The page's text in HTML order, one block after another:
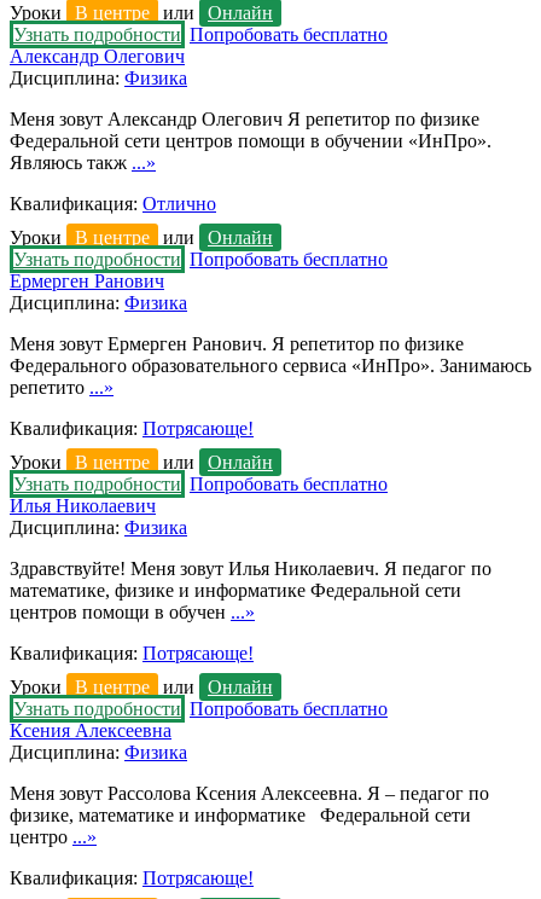
Уроки
В центре или
Онлайн
Узнать подробности Попробовать бесплатно
Александр Олегович
Дисциплина: Физика
Меня зовут Александр Олегович Я репетитор по физике
Федеральной сети центров помощи в обучении «ИнПро».
Являюсь такж ...»
Квалификация: Отлично
Уроки
В центре или
Онлайн
Узнать подробности Попробовать бесплатно
Ермерген Ранович
Дисциплина: Физика
Меня зовут Ермерген Ранович. Я репетитор по физике
Федерального образовательного сервиса «ИнПро». Занимаюсь
репетито ...»
Квалификация: Потрясающе!
Уроки
В центре или
Онлайн
Узнать подробности Попробовать бесплатно
Илья Николаевич
Дисциплина: Физика
Здравствуйте! Меня зовут Илья Николаевич. Я педагог по
математике, физике и информатике Федеральной сети
центров помощи в обучен ...»
Квалификация: Потрясающе!
Уроки
В центре или
Онлайн
Узнать подробности Попробовать бесплатно
Ксения Алексеевна
Дисциплина: Физика
Меня зовут Рассолова Ксения Алексеевна. Я – педагог по
физике, математике и информатике Федеральной сети
центро ...»
Квалификация: Потрясающе!